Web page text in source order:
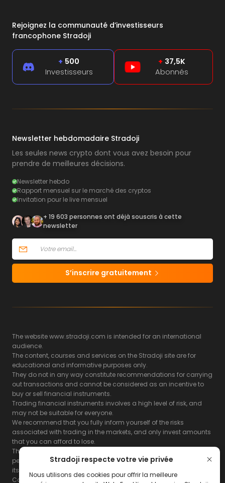
Stradoji respecte votre vie privée
Nous utilisons des cookies pour offrir la meilleure
Rejoignez la communauté d’investisseurs
francophone Stradoji
+ 500
Investisseurs
+ 37,5K
Abonnés
Newsletter hebdomadaire Stradoji
Les seules news crypto dont vous avez besoin pour
prendre de meilleures décisions.
Newsletter hebdo
Rapport mensuel sur le marché des cryptos
Invitation pour le live mensuel
+ 19 603 personnes ont déjà souscris à cette
newsletter
S’inscrire gratuitement
The website www.stradoji.com is intended for an international
audience.
The content, courses and services on the Stradoji site are for
educational and informative purposes only.
They do not in any way constitute recommendations for carrying
out transactions and cannot be considered as an incentive to
buy or sell financial instruments.
Trading financial instruments involves a high level of risk, and
may not be suitable for everyone.
We recommend that you fully inform yourself of the risks
associated with trading in the markets, and only invest amounts
that you can afford to lose.
The Stradoji site does not guarantee the results or the
performance of products based on the information contained on
its site and its servers.
Consequently, the Stradoji site and its publishing company